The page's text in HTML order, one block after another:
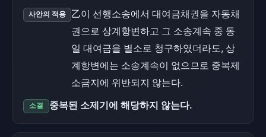
사안의 적용
乙이 선행소송에서 대여금채권을 자동채
권으로 상계항변하고 그 소송계속 중 동
일 대여금을 별소로 청구하였더라도, 상
계항변에는 소송계속이 없으므로 중복제
소금지에 위반되지 않는다.
소결 중복된 소제기에 해당하지 않는다.